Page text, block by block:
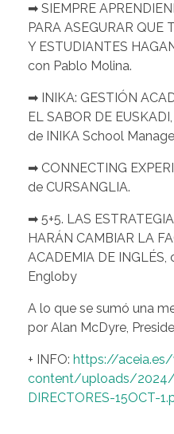
➡ SIEMPRE
PARA ASEGURAR QUE
Y ESTUDIANTES
con Pablo Molina.
➡ INIKA: GESTIÓN
EL SABOR DE
de INIKA School
➡ CONNECTING
de CURSANGLIA.
➡ 5+5. LAS
HARÁN CAMBIAR LA
ACADEMIA DE
Engloby
A lo que se sumó una
por Alan McDyre,
+ INFO: https://
content/uploads/2024/
DIRECTORES-15OCT-